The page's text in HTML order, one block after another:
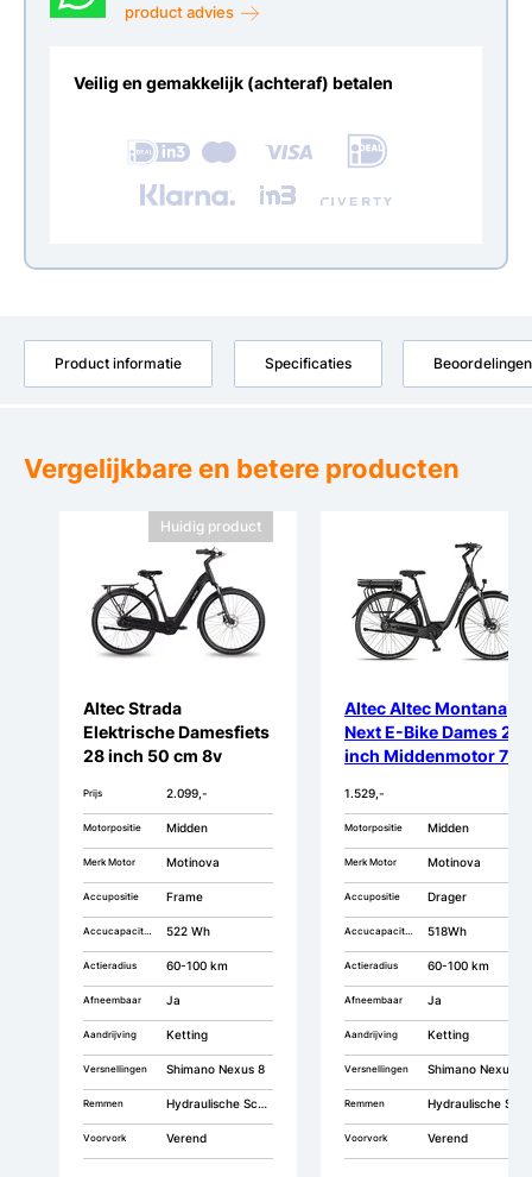
product advies
Veilig en gemakkelijk (achteraf) betalen
Product informatie Specificaties Beoordelingen
Vergelijkbare en betere producten
Huidig product
Altec Strada
Elektrische Damesfiets
28 inch 50 cm 8v
Prijs 2.099,-
Motorpositie Midden
Merk Motor Motinova
Accupositie Frame
522 Wh
Actieradius 60-100 km
Afneembaar Ja
Aandrijving Ketting
Versnellingen Shimano Nexus 8
Remmen Hydraulische Schijfremmen
Voorvork Verend
Altec Altec Montana
Next E-Bike Dames 28
inch Middenmotor 7v
Schijfremmen
1.529,-
Motorpositie Midden
Merk Motor Motinova
Accupositie Drager
518Wh
Actieradius 60-100 km
Afneembaar Ja
Aandrijving Ketting
Versnellingen Shimano Nexus 7
Remmen Hydraulische Schijfremmen
Voorvork Verend